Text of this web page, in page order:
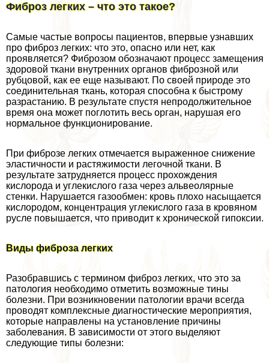
Фиброз легких – что это такое?
Самые частые вопросы пациентов, впервые узнавших
про фиброз легких: что это, опасно или нет, как
проявляется? Фиброзом обозначают процесс замещения
здоровой ткани внутренних органов фиброзной или
рубцовой, как ее еще называют. По своей природе это
соединительная ткань, которая способна к быстрому
разрастанию. В результате спустя непродолжительное
время она может поглотить весь орган, нарушая его
нормальное функционирование.
При фиброзе легких отмечается выраженное снижение
эластичности и растяжимости легочной ткани. В
результате затрудняется процесс прохождения
кислорода и углекислого газа через альвеолярные
стенки. Нарушается газообмен: кровь плохо насыщается
кислородом, концентрация углекислого газа в кровяном
русле повышается, что приводит к хронической гипоксии.
Виды фиброза легких
Разобравшись с термином фиброз легких, что это за
патология необходимо отметить возможные тины
болезни. При возникновении патологии врачи всегда
проводят комплексные диагностические мероприятия,
которые направлены на установление причины
заболевания. В зависимости от этого выделяют
следующие типы болезни: